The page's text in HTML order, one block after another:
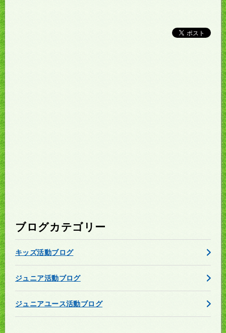
ブログカテゴリー
キッズ活動ブログ
ジュニア活動ブログ
ジュニアユース活動ブログ